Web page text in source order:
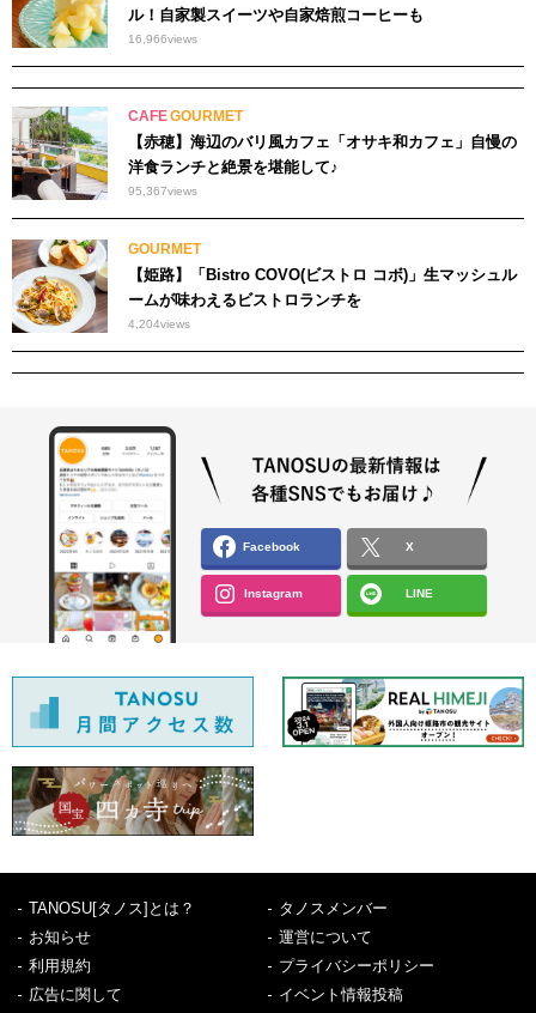
ル！自家製スイーツや自家焙煎コーヒーも
16,966views
CAFEGOURMET
【赤穂】海辺のバリ風カフェ「オサキ和カフェ」自慢の
洋食ランチと絶景を堪能して♪
95,367views
GOURMET
【姫路】「Bistro COVO(ビストロ コボ)」生マッシュル
ームが味わえるビストロランチを
4,204views
Facebook X
Instagram LINE
TANOSU[タノス]とは？
タノスメンバー
お知らせ
運営について
利用規約
プライバシーポリシー
広告に関して
イベント情報投稿